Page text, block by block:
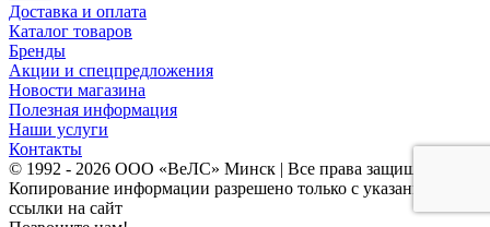
Доставка и оплата
Каталог товаров
Бренды
Акции и спецпредложения
Новости магазина
Полезная информация
Наши услуги
Контакты
© 1992 - 2026 ООО «ВеЛС» Минск | Все права защищены
Копирование информации разрешено только с указанием
ссылки на сайт